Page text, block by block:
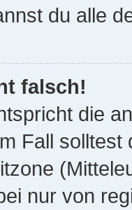
du alle
falsch!
die
Fall solltest
nur von